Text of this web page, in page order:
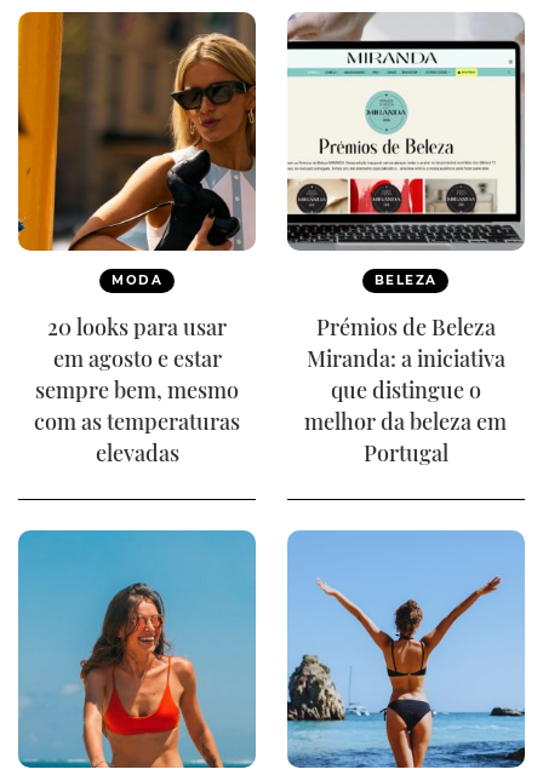
MODA
20 looks para usar
em agosto e estar
sempre bem, mesmo
com as temperaturas
elevadas
BELEZA
Prémios de Beleza
Miranda: a iniciativa
que distingue o
melhor da beleza em
Portugal